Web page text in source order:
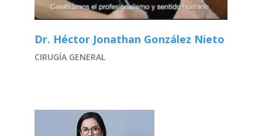
Dr. Héctor Jonathan González Nieto
CIRUGÍA GENERAL